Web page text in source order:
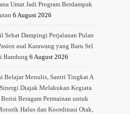
Umat Jadi Program Berdampak
6 August 2026
Sehat Dampingi Perjalanan Pulan
asal Karawang yang Baru Sel
Bandung 6 August 2026
Belajar Menulis, Santri Tingkat A
Diajak Melakukan Kegiata
Beragam Permainan untuk
Halus dan Koordinasi Otak,